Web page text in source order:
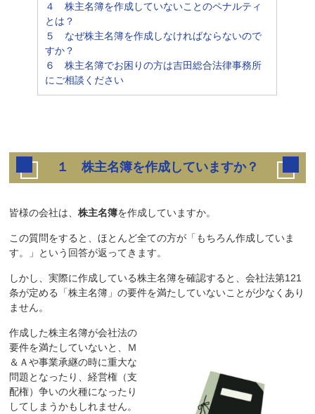
４ 株主名簿を作成していないことのペナルティ
とは？
５ なぜ株主名簿を作成しなければならないので
すか？
６ 株主名簿でお困りの方は吉田総合法律事務所
にご相談ください
１ 株主名簿を作成していますか？
皆様の会社は、株主名簿を作成していますか。
この質問をすると、ほとんど全ての方が「もちろん作成していま
す。」という回答が返ってきます。
しかし、実際に作成している株主名簿を確認すると、会社法第121
条が定める「株主名簿」の要件を満たしていないことが少なくあり
ません。
作成した株主名簿が会社法の
要件を満たしていないと、Ｍ
＆Ａや事業承継の時に重大な
問題となったり、経営権（支
配権）争いの火種になったり
してしまうかもしれません。